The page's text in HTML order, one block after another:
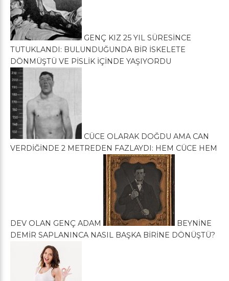
GENÇ KIZ 25 YIL SÜRESİNCE
TUTUKLANDI: BULUNDUĞUNDA BİR İSKELETE
DÖNMÜŞTÜ VE PİSLİK İÇİNDE YAŞIYORDU
CÜCE OLARAK DOĞDU AMA CAN
VERDİĞİNDE 2 METREDEN FAZLAYDI: HEM CÜCE HEM
DEV OLAN GENÇ ADAM
BEYNİNE
DEMİR SAPLANINCA NASIL BAŞKA BİRİNE DÖNÜŞTÜ?